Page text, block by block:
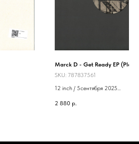
Marck D - Get Ready EP
SKU: 787837561
12 inch / 5сентября 2025
2 880 р.